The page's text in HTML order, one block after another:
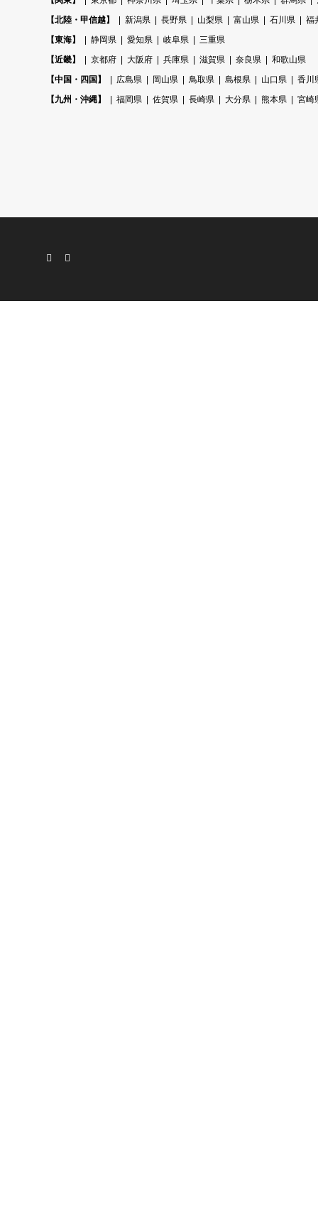
【北陸・甲信越】
新潟県 長野県 山梨県 富山県 石川県
福
【東海】
静岡県 愛知県 岐阜県
三重県
【近畿】
京都府 大阪府 兵庫県 滋賀県 奈良県
和歌山県
【中国・四国】
広島県 岡山県 鳥取県 島根県 山口県
香川
【九州・沖縄】
福岡県 佐賀県 長崎県 大分県 熊本県 宮崎